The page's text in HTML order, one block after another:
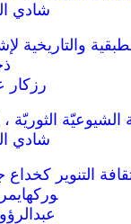
شادي
والتاريخية
رزكار
الشيوعيّة الثوريّة
شادي
وركهايمر